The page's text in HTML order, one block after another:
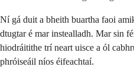
Ní gá duit a bheith buartha faoi
dtugtar é mar instealladh. Mar sin
hiodráitithe trí neart uisce a ól
phróiseáil níos éifeachtaí.